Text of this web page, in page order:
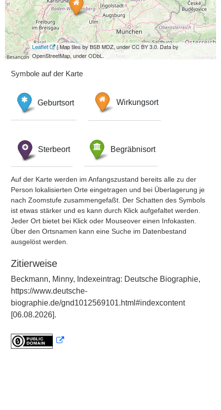
Leaflet
| Map tiles by BSB MDZ, under CC BY 3.0. Data by
OpenStreetMap, under ODbL.
Symbole auf der Karte
Geburtsort Wirkungsort
Sterbeort Begräbnisort
Auf der Karte werden im Anfangszustand bereits alle zu der
Person lokalisierten Orte eingetragen und bei Überlagerung je
nach Zoomstufe zusammengefaßt. Der Schatten des Symbols
ist etwas stärker und es kann durch Klick aufgefaltet werden.
Jeder Ort bietet bei Klick oder Mouseover einen Infokasten.
Über den Ortsnamen kann eine Suche im Datenbestand
ausgelöst werden.
Zitierweise
Beckmann, Minny, Indexeintrag: Deutsche Biographie,
https://www.deutsche-
biographie.de/gnd1012569101.html#indexcontent
[06.08.2026].